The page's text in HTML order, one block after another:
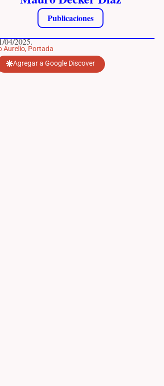
Publicaciones
04/2025.
Aurelio, Portada
Agregar a Google Discover